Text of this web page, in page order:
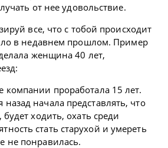
от нее удовольствие.
все, что с тобой происходит
в недавнем прошлом. Пример
женщина 40 лет,
компании проработала 15 лет.
назад начала представлять, что
будет ходить, охать среди
стать старухой и умереть
не понравилась.